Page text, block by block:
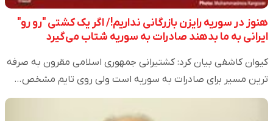
هنوز در سوریه رایزن بازرگانی نداریم!/ اگر یک کشتی "رو رو"
ایرانی به ما بدهند صادرات به سوریه شتاب می‌گیرد
کیوان کاشفی بیان کرد: کشتیرانی جمهوری اسلامی مقرون به صرفه
ترین مسیر برای صادرات به سوریه است ولی روی تایم مشخص…